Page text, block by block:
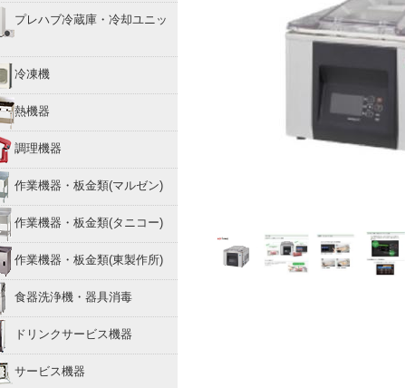
プレハブ冷蔵庫・冷却ユニッ
冷凍機
熱機器
調理機器
作業機器・板金類(マルゼン)
作業機器・板金類(タニコー)
作業機器・板金類(東製作所)
食器洗浄機・器具消毒
ドリンクサービス機器
サービス機器